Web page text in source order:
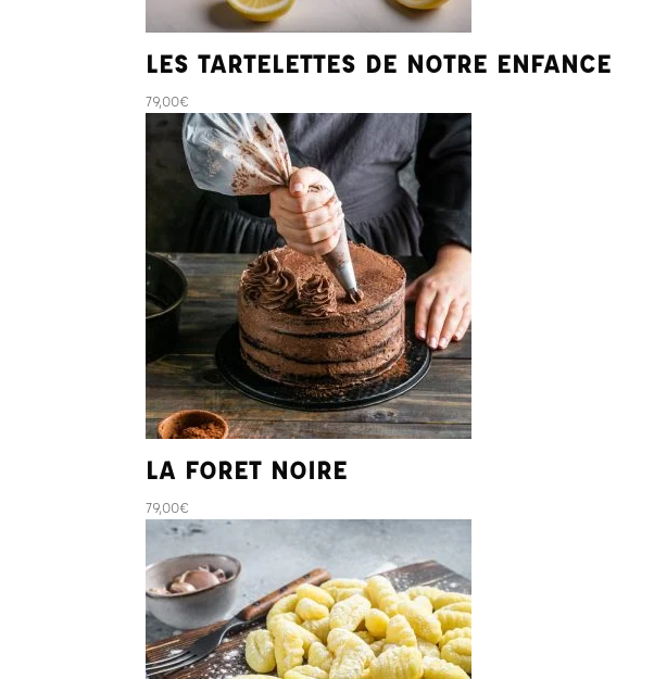
LES TARTELETTES DE NOTRE ENFANCE
79,00€
LA FORET NOIRE
79,00€